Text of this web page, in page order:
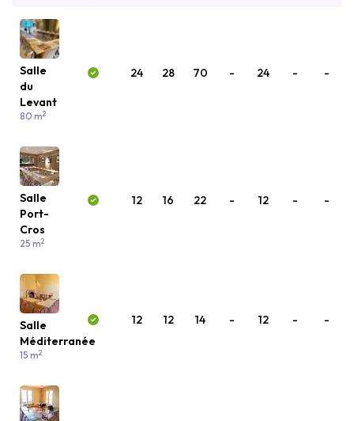
Salle
du
Levant
80 m2
24 28 70 - 24 - -
Salle
Port-
Cros
25 m2
12 16 22 - 12 - -
Salle
Méditerranée
15 m2
12 12 14 - 12 - -